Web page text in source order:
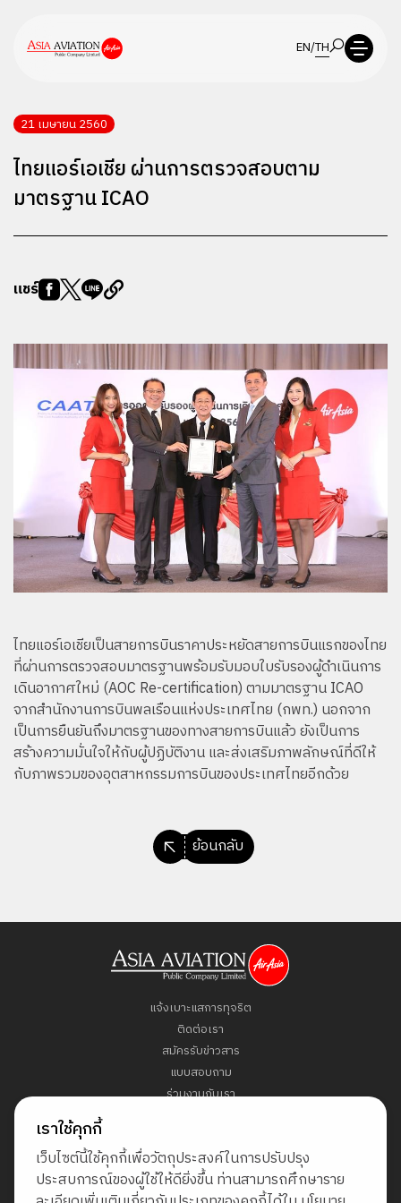
เราใช้คุกกี้
เว็บไซต์นี้ใช้คุกกี้เพื่อวัตถุประสงค์ในการปรับปรุง
ประสบการณ์ของผู้ใช้ให้ดียิ่งขึ้น ท่านสามารถศึกษาราย
EN/TH
21 เมษายน 2560
ไทยแอร์เอเชีย ผ่านการตรวจสอบตาม
มาตรฐาน ICAO
แชร์
ไทยแอร์เอเชียเป็นสายการบินราคาประหยัดสายการบินแรกของไทย
ที่ผ่านการตรวจสอบมาตรฐานพร้อมรับมอบใบรับรองผู้ดำเนินการ
เดินอากาศใหม่ (AOC Re-certification) ตามมาตรฐาน ICAO
จากสำนักงานการบินพลเรือนแห่งประเทศไทย (กพท.) นอกจาก
เป็นการยืนยันถึงมาตรฐานของทางสายการบินแล้ว ยังเป็นการ
สร้างความมั่นใจให้กับผู้ปฏิบัติงาน และส่งเสริมภาพลักษณ์ที่ดีให้
กับภาพรวมของอุตสาหกรรมการบินของประเทศไทยอีกด้วย
ย้อนกลับ
แจ้งเบาะแสการทุจริต
ติดต่อเรา
สมัครรับข่าวสาร
แบบสอบถาม
ร่วมงานกับเรา
แผนผังเว็บไซต์